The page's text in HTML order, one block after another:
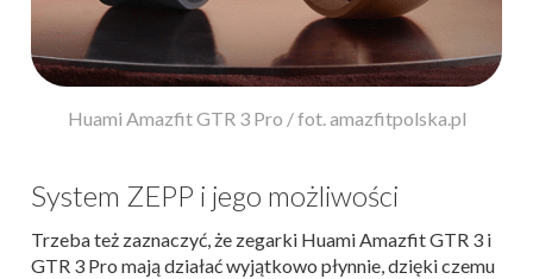
Huami Amazfit GTR 3 Pro / fot. amazfitpolska.pl
System ZEPP i jego możliwości
Trzeba też zaznaczyć, że zegarki Huami Amazfit GTR 3 i
GTR 3 Pro mają działać wyjątkowo płynnie, dzięki czemu